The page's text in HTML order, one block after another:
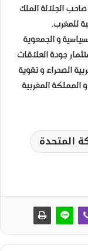
الجلالة الملك
للمغرب.
و الجمعوية
جودة العلاقات
الصحراء و تقوية
المملكة المغربية
المتحدة